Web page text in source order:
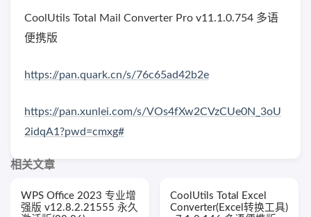
CoolUtils Total Mail Converter Pro v11.1.0.754 多语
便携版
https://pan.quark.cn/s/76c65ad42b2e
https://pan.xunlei.com/s/VOs4fXw2CVzCUe0N_3oU
2idqA1?pwd=cmxg#
相关文章
WPS Office 2023 专业增
强版 v12.8.2.21555 永久
CoolUtils Total Excel
Converter(Excel转换工具)